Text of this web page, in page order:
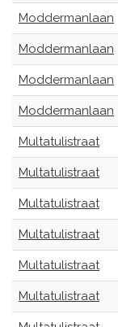
Moddermanlaan
Moddermanlaan
Moddermanlaan
Moddermanlaan
Multatulistraat
Multatulistraat
Multatulistraat
Multatulistraat
Multatulistraat
Multatulistraat